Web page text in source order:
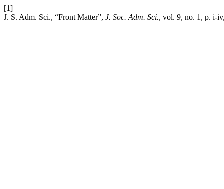
[1]
J. S. Adm. Sci., “Front Matter”, J. Soc. Adm. Sci., vol. 9, no. 1, p. i-